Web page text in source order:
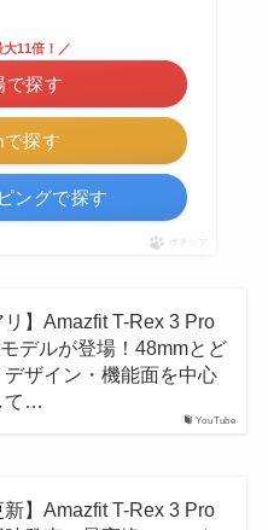
探す
大11倍！／
で探す
ングで探す
ポチップ
YouTube
リ】Amazfit T-Rex 3 Pro
デルが登場！48mmとど
デザイン・機能面を中心
て…
新】Amazfit T-Rex 3 Pro